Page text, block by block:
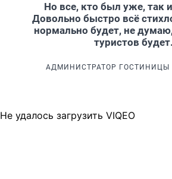
Но все, кто был уже, так
Довольно быстро всё
нормально будет, не
туристов будет.
АДМИНИСТРАТОР ГОСТИНИЦЫ
Не удалось загрузить VIQEO